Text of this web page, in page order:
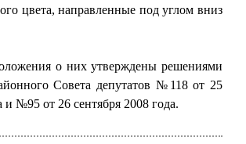
цвета, направленные под углом вниз
о них утверждены решениями
Совета депутатов №118 от 25
№95 от 26 сентября 2008 года.